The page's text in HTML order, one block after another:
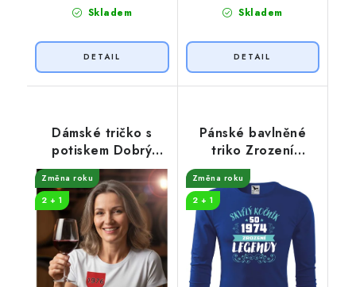
Skladem Skladem
Dámské tričko s
potiskem Dobrý
ročník
Změna roku
2 + 1
Pánské bavlněné
triko Zrození
legendy
Změna roku
2 + 1